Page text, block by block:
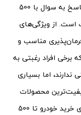
لیفان X60 از دیگر گزینه‌هایی است که در پاسخ به سوال با 500
است. از ویژگی‌های
1800 سی‌سی با فرمان‌پذیری مناسب و
افراد رغبتی به
اما بسیاری
محصولات
مونتاژی ساخت داخل است. در ادامه راهنمای خرید خودرو تا 500